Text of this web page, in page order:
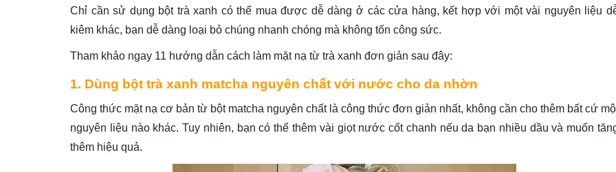
Chỉ cần sử dụng bột trà xanh có thể mua được dễ dàng ở các cửa hàng, kết hợp với một vài nguyên liệu
kiêm khác, bạn dễ dàng loại bỏ chúng nhanh chóng mà không tốn công sức.
Tham khảo ngay 11 hướng dẫn cách làm mặt nạ từ trà xanh đơn giản sau đây:
1. Dùng bột trà xanh matcha nguyên chất với nước cho da nhờn
Công thức mặt nạ cơ bản từ bột matcha nguyên chất là công thức đơn giản nhất, không cần cho thêm bất cứ
nguyên liệu nào khác. Tuy nhiên, bạn có thể thêm vài giọt nước cốt chanh nếu da bạn nhiều dầu và muốn
thêm hiệu quả.